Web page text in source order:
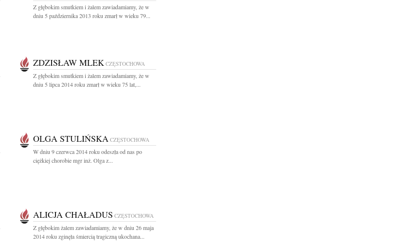
Z głębokim smutkiem i żalem zawiadamiamy, że w
dniu 5 października 2013 roku zmarł w wieku 79...
ZDZISŁAW MLEK CZĘSTOCHOWA
Z głębokim smutkiem i żalem zawiadamiamy, że w
dniu 5 lipca 2014 roku zmarł w wieku 75 lat,...
OLGA STULIŃSKA CZĘSTOCHOWA
W dniu 9 czerwca 2014 roku odeszła od nas po
ciężkiej chorobie mgr inż. Olga z...
ALICJA CHAŁADUS CZĘSTOCHOWA
Z głębokim żalem zawiadamiamy, że w dniu 26 maja
2014 roku zginęła śmiercią tragiczną ukochana...